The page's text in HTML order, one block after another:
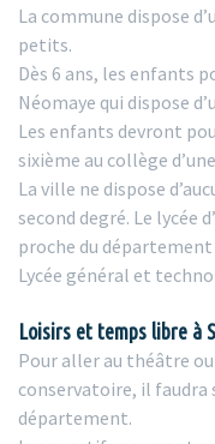
La commune dispose
petits.
Dès 6 ans, les enfants
Néomaye qui dispose
Les enfants devront
sixième au collège
La ville ne dispose
second degré. Le lycée
proche du
Lycée général et
Loisirs et temps libre à
Pour aller au théâtre
conservatoire, il faudra
département.